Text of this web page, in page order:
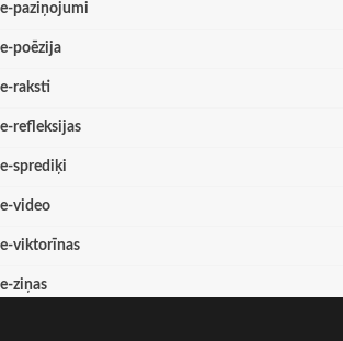
e-paziņojumi
e-poēzija
e-raksti
e-refleksijas
e-sprediķi
e-video
e-viktorīnas
e-ziņas